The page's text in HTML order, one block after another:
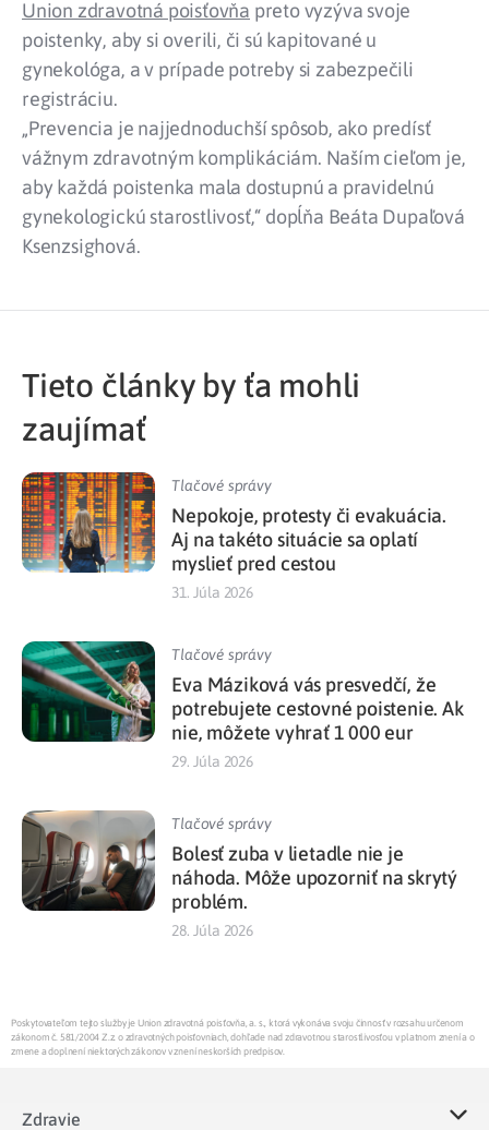
Union zdravotná poisťovňa preto vyzýva svoje
poistenky, aby si overili, či sú kapitované u
gynekológa, a v prípade potreby si zabezpečili
registráciu.
„Prevencia je najjednoduchší spôsob, ako predísť
vážnym zdravotným komplikáciám. Naším cieľom je,
aby každá poistenka mala dostupnú a pravidelnú
gynekologickú starostlivosť,“ dopĺňa Beáta Dupaľová
Ksenzsighová.
Tieto články by ťa mohli
zaujímať
Tlačové správy
Nepokoje, protesty či evakuácia.
Aj na takéto situácie sa oplatí
myslieť pred cestou
31. Júla 2026
Tlačové správy
Eva Máziková vás presvedčí, že
potrebujete cestovné poistenie. Ak
nie, môžete vyhrať 1 000 eur
29. Júla 2026
Tlačové správy
Bolesť zuba v lietadle nie je
náhoda. Môže upozorniť na skrytý
problém.
28. Júla 2026
Poskytovateľom tejto služby je Union zdravotná poisťovňa, a. s., ktorá vykonáva svoju činnosť v rozsahu určenom
zákonom č. 581/2004 Z.z. o zdravotných poisťovniach, dohľade nad zdravotnou starostlivosťou v platnom znení a o
zmene a doplnení niektorých zákonov v znení neskorších predpisov.
Zdravie